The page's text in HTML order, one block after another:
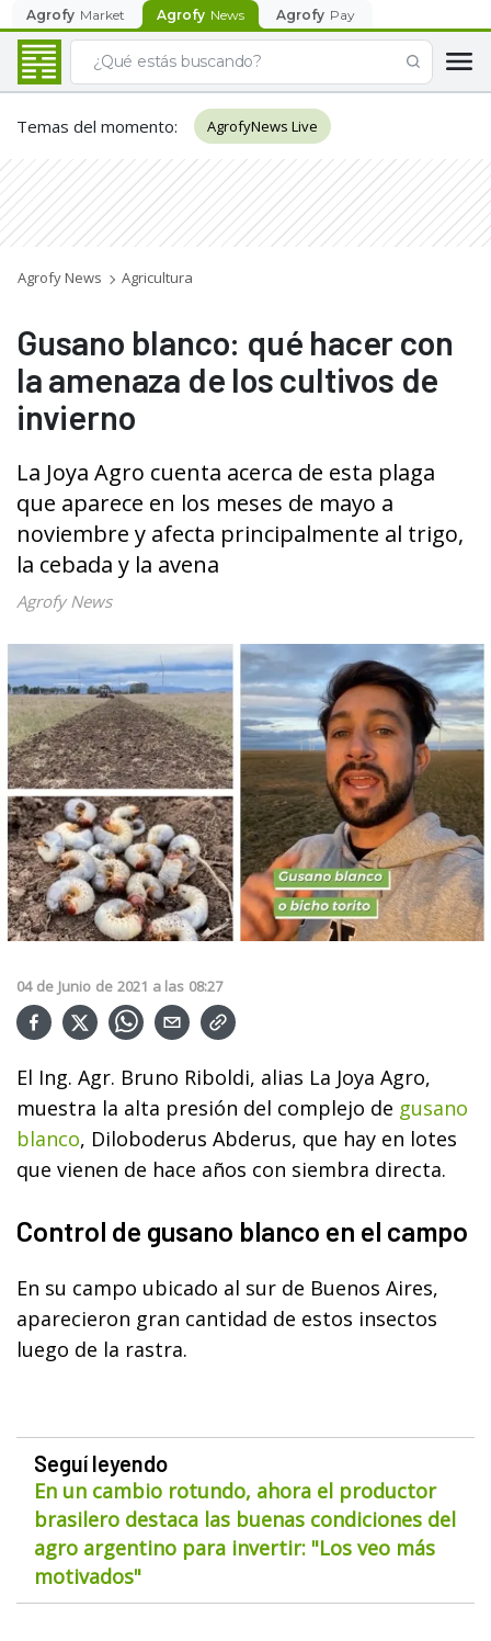
Agrofy Market Agrofy News Agrofy Pay
Temas del momento: AgrofyNews Live
Agrofy News Agricultura
Gusano blanco: qué hacer con
la amenaza de los cultivos de
invierno
La Joya Agro cuenta acerca de esta plaga
que aparece en los meses de mayo a
noviembre y afecta principalmente al trigo,
la cebada y la avena
Agrofy News
04 de Junio de 2021 a las 08:27
El Ing. Agr. Bruno Riboldi, alias La Joya Agro,
muestra la alta presión del complejo de gusano
blanco, Diloboderus Abderus, que hay en lotes
que vienen de hace años con siembra directa.
Control de gusano blanco en el campo
En su campo ubicado al sur de Buenos Aires,
aparecieron gran cantidad de estos insectos
luego de la rastra.
Seguí leyendo
En un cambio rotundo, ahora el productor
brasilero destaca las buenas condiciones del
agro argentino para invertir: "Los veo más
motivados"